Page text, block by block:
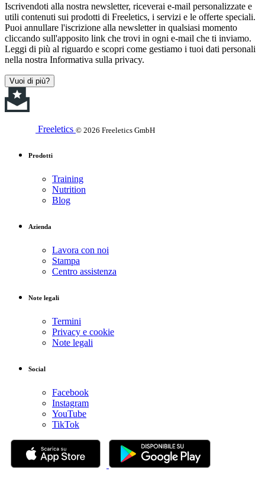
Iscrivendoti alla nostra newsletter, riceverai e-mail personalizzate e
utili contenuti sui prodotti di Freeletics, i servizi e le offerte speciali.
Puoi annullare l'iscrizione alla newsletter in qualsiasi momento
cliccando sull'apposito link che trovi in ogni e-mail che ti inviamo.
Leggi di più al riguardo e scopri come gestiamo i tuoi dati personali
nella nostra Informativa sulla privacy.
Vuoi di più?
Freeletics © 2026 Freeletics GmbH
Prodotti
Training
Nutrition
Blog
Azienda
Lavora con noi
Stampa
Centro assistenza
Note legali
Termini
Privacy e cookie
Note legali
Social
Facebook
Instagram
YouTube
TikTok